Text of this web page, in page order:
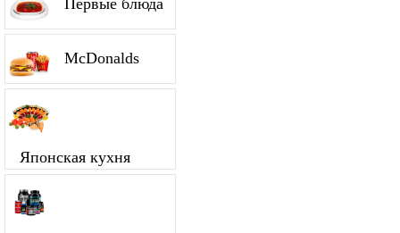
Первые блюда
McDonalds
Японская кухня